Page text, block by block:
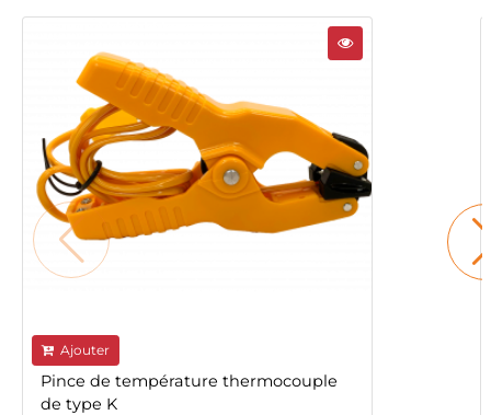
Ajouter
Pince de température thermocouple
de type K